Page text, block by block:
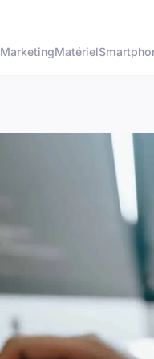
MarketingMatériel